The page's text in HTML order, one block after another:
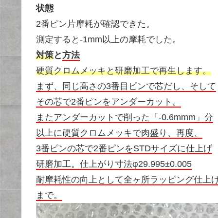
状態
2番ピン片摩耗が確認できた。
測定すると-1mm以上の摩耗でした。
対策と方法
硬質クロムメッキと研磨加工で再生します。
まず、同じ高さの3番目ピンで芯だし、そして
その芯で2番ピンをアンダーカット。
またアンダーカットで削った「-0.6mmm」分
以上に硬質クロムメッキで肉盛り、再度、
3番ピンの芯で2番ピンをSTDサイズに仕上げ
研磨加工。仕上がり寸法φ29.995±0.005
耐摩耗性の向上として全ヶ所ラッピング仕上
まで。